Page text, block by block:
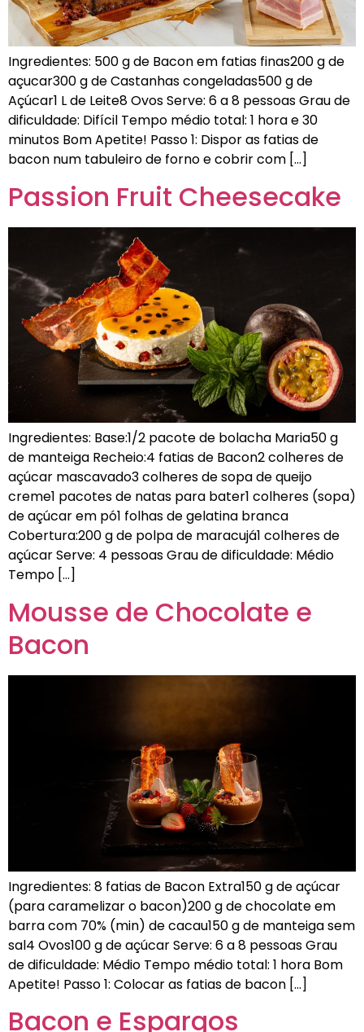
Ingredientes: 500 g de Bacon em fatias finas200 g de
açucar300 g de Castanhas congeladas500 g de
Açúcar1 L de Leite8 Ovos Serve: 6 a 8 pessoas Grau de
dificuldade: Difícil Tempo médio total: 1 hora e 30
minutos Bom Apetite! Passo 1: Dispor as fatias de
bacon num tabuleiro de forno e cobrir com […]
Passion Fruit Cheesecake
Ingredientes: Base:1/2 pacote de bolacha Maria50 g
de manteiga Recheio:4 fatias de Bacon2 colheres de
açúcar mascavado3 colheres de sopa de queijo
creme1 pacotes de natas para bater1 colheres (sopa)
de açúcar em pó1 folhas de gelatina branca
Cobertura:200 g de polpa de maracujá1 colheres de
açúcar Serve: 4 pessoas Grau de dificuldade: Médio
Tempo […]
Mousse de Chocolate e
Bacon
Ingredientes: 8 fatias de Bacon Extra150 g de açúcar
(para caramelizar o bacon)200 g de chocolate em
barra com 70% (min) de cacau150 g de manteiga sem
sal4 Ovos100 g de açúcar Serve: 6 a 8 pessoas Grau
de dificuldade: Médio Tempo médio total: 1 hora Bom
Apetite! Passo 1: Colocar as fatias de bacon […]
Bacon e Espargos